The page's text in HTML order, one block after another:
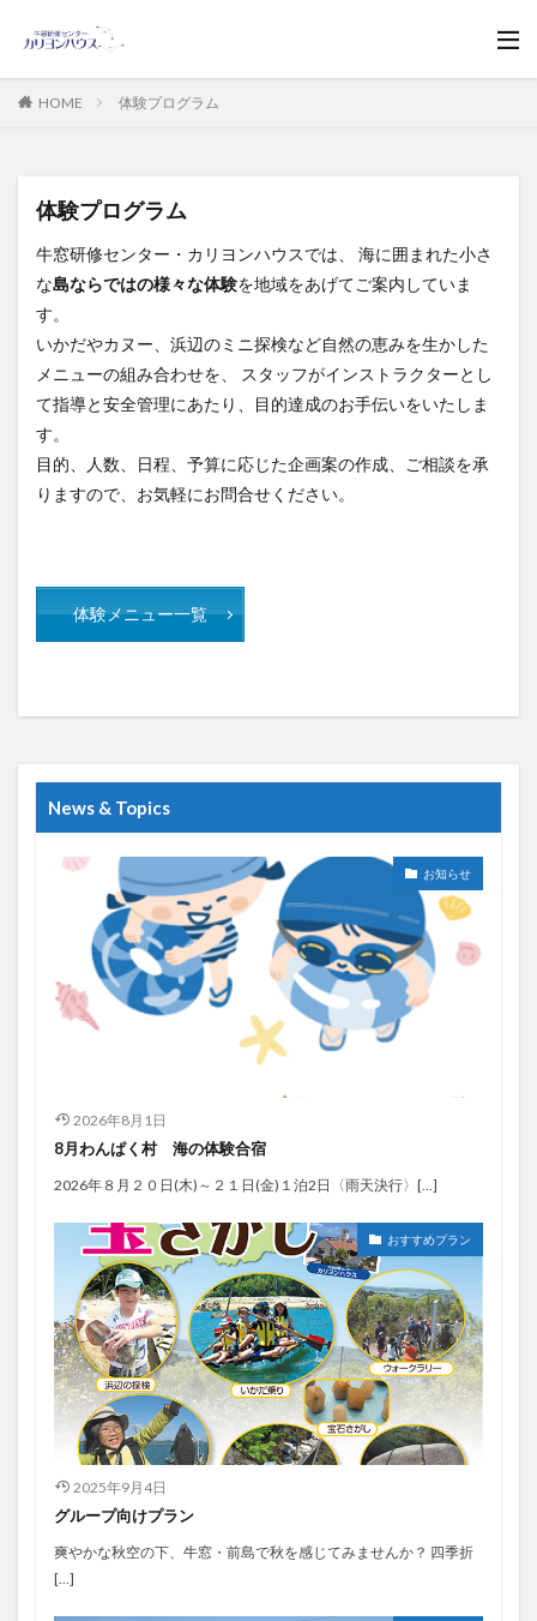
HOME 体験プログラム
体験プログラム
牛窓研修センター・カリヨンハウスでは、 海に囲まれた小さ
な島ならではの様々な体験を地域をあげてご案内していま
す。
いかだやカヌー、浜辺のミニ探検など自然の恵みを生かした
メニューの組み合わせを、 スタッフがインストラクターとし
て指導と安全管理にあたり、目的達成のお手伝いをいたしま
す。
目的、人数、日程、予算に応じた企画案の作成、ご相談を承
りますので、お気軽にお問合せください。
体験メニュー一覧
News & Topics
お知らせ
2026年8月1日
8月わんぱく村 海の体験合宿
2026年８月２０日(木)～２１日(金)１泊2日〈雨天決行〉[…]
おすすめプラン
2025年9月4日
グループ向けプラン
爽やかな秋空の下、牛窓・前島で秋を感じてみませんか？ 四季折
[…]